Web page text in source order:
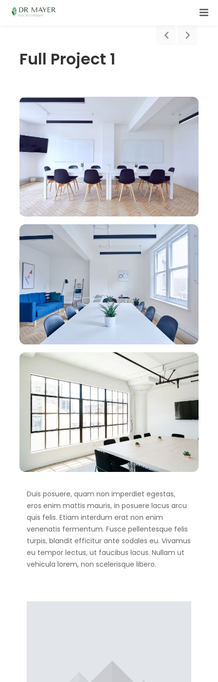
Full Project 1
Duis posuere, quam non imperdiet egestas,
eros enim mattis mauris, in posuere lacus arcu
quis felis. Etiam interdum erat non enim
venenatis fermentum. Fusce pellentesque felis
turpis, blandit efficitur ante sodales eu. Vivamus
eu tempor lectus, ut faucibus lacus. Nullam ut
vehicula lorem, non scelerisque libero.